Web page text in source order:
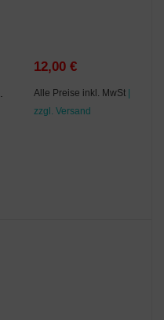
12,00 €
Alle Preise inkl. MwSt |
zzgl. Versand